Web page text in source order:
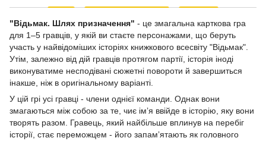
"Відьмак. Шлях призначення" - це змагальна карткова гра
для 1–5 гравців, у якій ви стаєте персонажами, що беруть
участь у найвідоміших історіях книжкового всесвіту "Відьмак".
Утім, залежно від дій гравців протягом партії, історія іноді
виконуватиме несподівані сюжетні повороти й завершиться
інакше, ніж в оригінальному варіанті.
У цій грі усі гравці - члени однієї команди. Однак вони
змагаються між собою за те, чиє імʼя ввійде в історію, яку вони
творять разом. Гравець, який найбільше вплинув на перебіг
історії, стає переможцем - його запамʼятають як головного